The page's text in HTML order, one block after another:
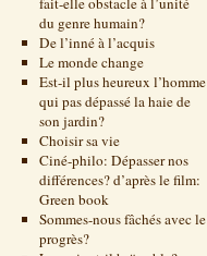
du genre humain?
De l’inné à l’acquis
Le monde change
Est-il plus heureux l’homme
qui pas dépassé la haie de
son jardin?
Choisir sa vie
Ciné-philo: Dépasser nos
différences? d’après le film:
Green book
Sommes-nous fâchés avec le
progrès?